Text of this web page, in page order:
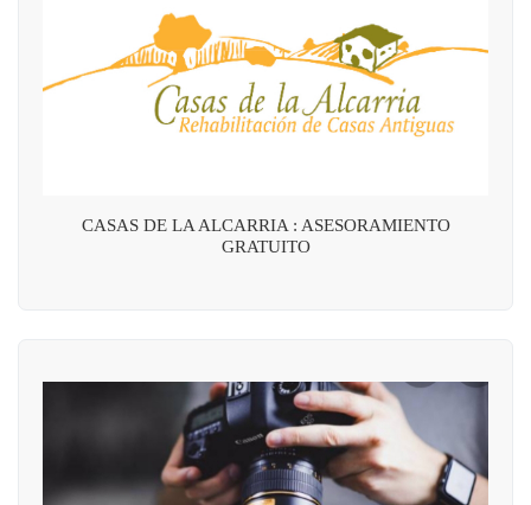
CASAS DE LA ALCARRIA : ASESORAMIENTO
GRATUITO